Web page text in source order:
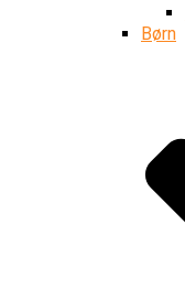
Børn